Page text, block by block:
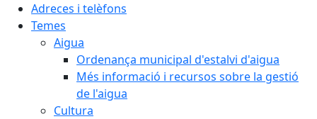
Adreces i telèfons
Temes
Aigua
Ordenança municipal d'estalvi d'aigua
Més informació i recursos sobre la gestió
de l'aigua
Cultura